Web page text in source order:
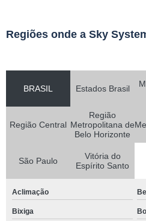
Regiões onde a Sky
BRASIL Estados Brasil
Região Central
Região
Metropolitana de
Belo Horizonte
São Paulo
Vitória do
Espírito Santo
Aclimação
Bixiga